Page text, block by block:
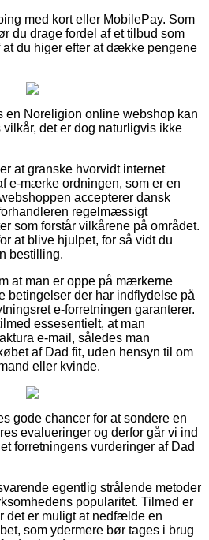
med kort eller MobilePay. Som
du drage fordel af et tilbud som
du higer efter at dække pengene
en Noreligion online webshop kan
det er dog naturligvis ikke
at granske hvorvidt internet
e-mærke ordningen, som er en
accepterer dansk
regelmæssigt
som forstår vilkårene på området.
at blive hjulpet, for så vidt du
bestilling.
at man er oppe på mærkerne
betingelser der har indflydelse på
e-forretningen garanterer.
essesentielt, at man
e-mail, således man
af Dad fit, uden hensyn til om
eller kvinde.
gode chancer for at sondere en
evalueringer og derfor går vi ind
forretningens vurderinger af Dad
egentlig strålende metoder
popularitet. Tilmed er
det er muligt at nedfælde en
som ydermere bør tages i brug